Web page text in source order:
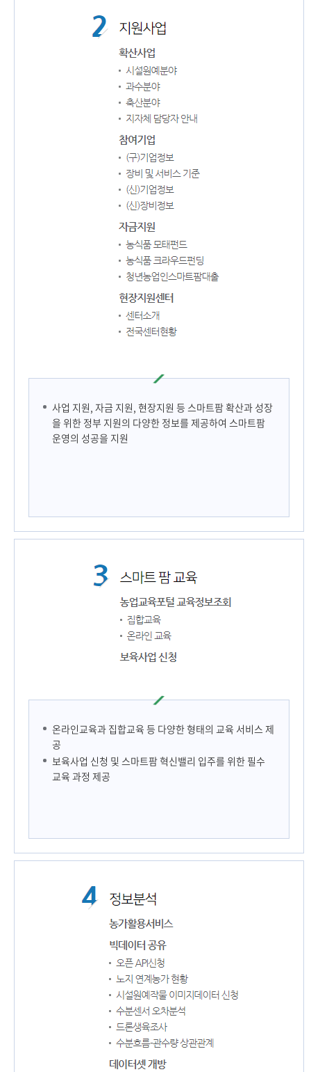
사업 지원, 자금 지원, 현장지원 등 스마트팜 확산과 성장
을 위한 정부 지원의 다양한 정보를 제공하여 스마트팜
운영의 성공을 지원
온라인교육과 집합교육 등 다양한 형태의 교육 서비스 제
공
보육사업 신청 및 스마트팜 혁신밸리 입주를 위한 필수
교육 과정 제공